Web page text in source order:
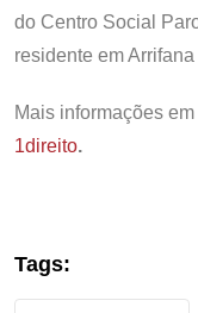
do Centro Social
residente em
Mais informações em
1direito.
Tags: